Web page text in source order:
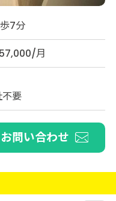
7分
月
要
お問い合わせ